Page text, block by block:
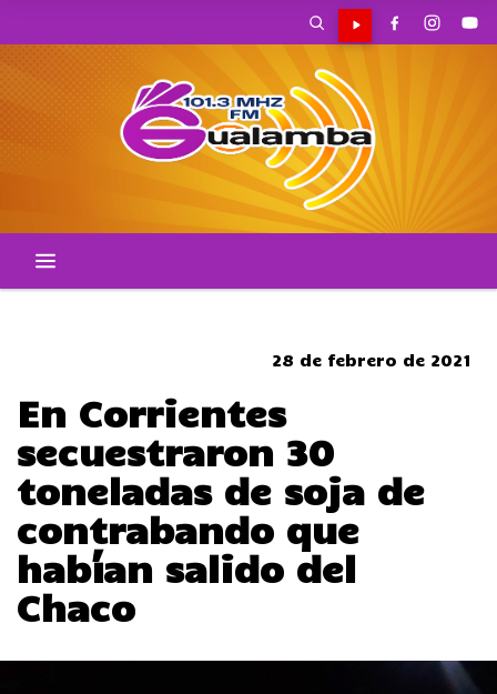
28 de febrero de 2021
En Corrientes
secuestraron 30
toneladas de soja de
contrabando que
habían salido del
Chaco